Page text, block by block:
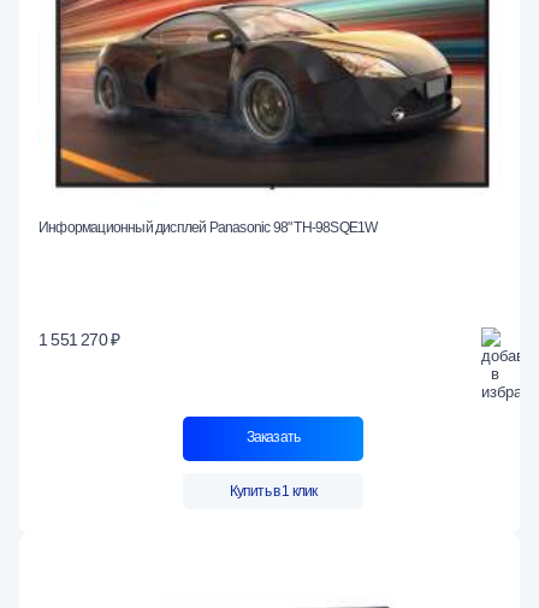
Информационный дисплей Panasonic 98" TH-98SQE1W
1 551 270 ₽
Заказать
Купить в 1 клик